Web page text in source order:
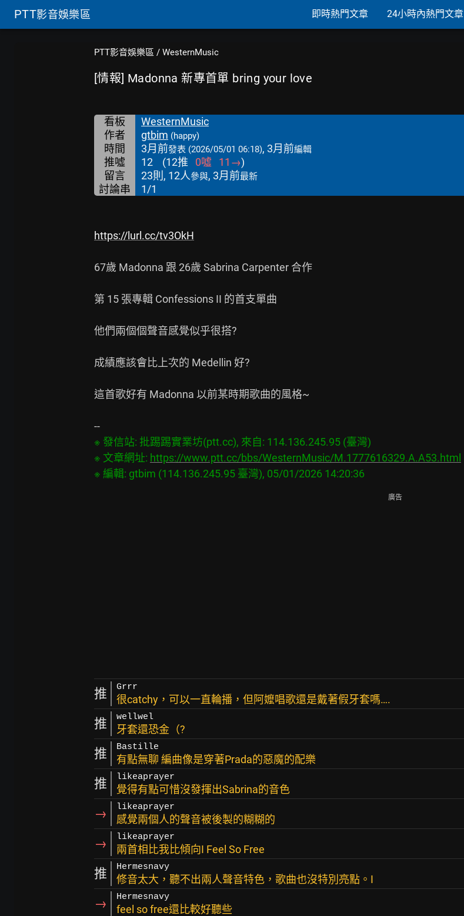
PTT影音娛樂區 即時熱門文章 24小時內熱門文章
PTT影音娛樂區 / WesternMusic
[情報] Madonna 新專首單 bring your love
看板
WesternMusic
作者
gtbim (happy)
時間 3月前發表 (2026/05/01 06:18), 3月前編輯
推噓 12 (12推 0噓 11 →)
留言
23則, 12人參與, 3月前最新
討論串 1/1
https://lurl.cc/tv3OkH
67歲 Madonna 跟 26歲 Sabrina Carpenter 合作
第 15 張專輯 Confessions II 的首支單曲
他們兩個個聲音感覺似乎很搭?
成績應該會比上次的 Medellin 好?
這首歌好有 Madonna 以前某時期歌曲的風格~
※ 發信站: 批踢踢實業坊(ptt.cc), 來自: 114.136.245.95 (臺灣)
※ 文章網址: https://www.ptt.cc/bbs/WesternMusic/M.1777616329.A.A53.html
廣告
推 Grrr
很catchy，可以一直輪播，但阿嬤唱歌還是戴著假牙套嗎….
推 wellwel
牙套還恐金（?
推 Bastille
有點無聊 編曲像是穿著Prada的惡魔的配樂
推 likeaprayer
覺得有點可惜沒發揮出Sabrina的音色
→ likeaprayer
感覺兩個人的聲音被後製的糊糊的
→ likeaprayer
兩首相比我比傾向I Feel So Free
推 Hermesnavy
修音太大，聽不出兩人聲音特色，歌曲也沒特別亮點。I
→ Hermesnavy
feel so free還比較好聽些